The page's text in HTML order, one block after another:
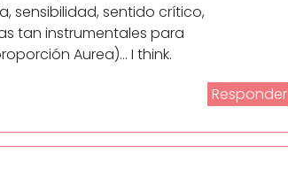
sensibilidad, sentido crítico,
tan instrumentales para
Aurea)… I think.
Responder